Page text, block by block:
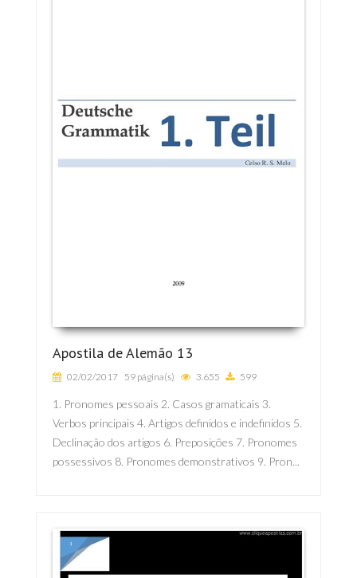
Apostila de Alemão 13
02/02/2017 59 página(s) 3.655 599
1. Pronomes pessoais 2. Casos gramaticais 3.
Verbos principais 4. Artigos definidos e indefinidos 5.
Declinação dos artigos 6. Preposições 7. Pronomes
possessivos 8. Pronomes demonstrativos 9. Pron...